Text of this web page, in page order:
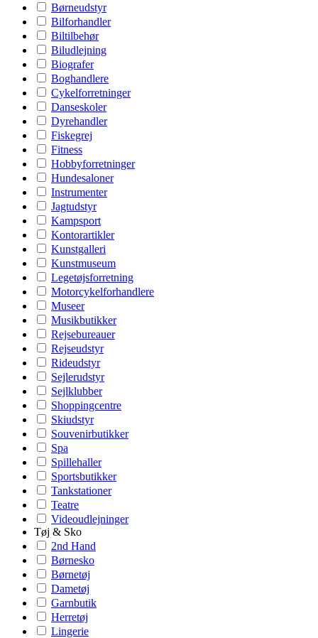
Børneudstyr
Bilforhandler
Biltilbehør
Biludlejning
Biografer
Boghandlere
Cykelforretninger
Danseskoler
Dyrehandler
Fiskegrej
Fitness
Hobbyforretninger
Hundesaloner
Instrumenter
Jagtudstyr
Kampsport
Kontorartikler
Kunstgalleri
Kunstmuseum
Legetøjsforretning
Motorcykelforhandlere
Museer
Musikbutikker
Rejsebureauer
Rejseudstyr
Rideudstyr
Sejlerudstyr
Sejlklubber
Shoppingcentre
Skiudstyr
Souvenirbutikker
Spa
Spillehaller
Sportsbutikker
Tankstationer
Teatre
Videoudlejninger
Tøj & Sko
2nd Hand
Børnesko
Børnetøj
Dametøj
Garnbutik
Herretøj
Lingerie